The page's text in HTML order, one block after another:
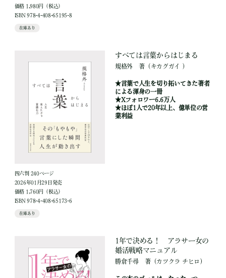
価格 1,980円（税込）
ISBN 978-4-408-65195-8
在庫あり
四六判 240ページ
2026年01月29日発売
価格 1,760円（税込）
ISBN 978-4-408-65173-6
在庫あり
すべては言葉からはじまる
規格外 著（キカグガイ ）
★言葉で人生を切り拓いてきた著者
による渾身の一冊
★Xフォロワー6.6万人
★ほぼ1人で20年以上、億単位の営
業利益
1年で決める！ アラサー女の
婚活戦略マニュアル
勝倉千尋 著（カツクラ チヒロ）